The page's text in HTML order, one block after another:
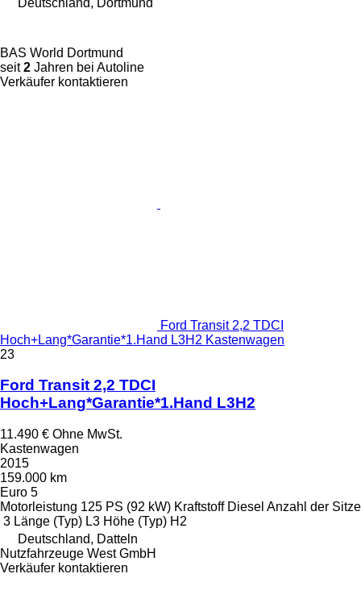
BAS World Dortmund
seit2 Jahren bei Autoline
Verkäufer kontaktieren
Ford Transit 2,2 TDCI
Hoch+Lang*Garantie*1.Hand L3H2 Kastenwagen
23
Ford Transit 2,2 TDCI
Hoch+Lang*Garantie*1.Hand L3H2
11.490 € Ohne MwSt.
Kastenwagen
2015
159.000 km
Euro 5
Motorleistung 125 PS (92 kW) Kraftstoff Diesel Anzahl der Sitze
3 Länge (Typ) L3 Höhe (Typ) H2
Deutschland, Datteln
Nutzfahrzeuge West GmbH
Verkäufer kontaktieren